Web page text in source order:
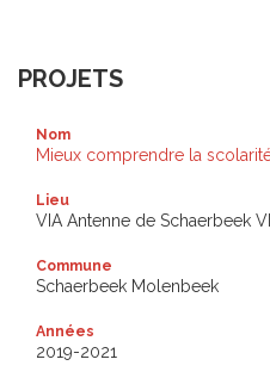
PROJETS
Nom
Mieux comprendre la
Lieu
VIA Antenne de Schaerbeek
Commune
Schaerbeek Molenbeek
Années
2019-2021